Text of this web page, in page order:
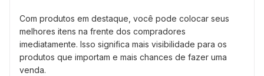
Com produtos em destaque, você pode colocar seus
melhores itens na frente dos compradores
imediatamente. Isso significa mais visibilidade para os
produtos que importam e mais chances de fazer uma
venda.